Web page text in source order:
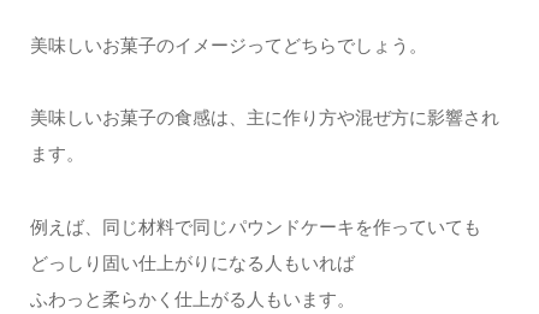
美味しいお菓子のイメージってどちらでしょう。
美味しいお菓子の食感は、主に作り方や混ぜ方に影響され
ます。
例えば、同じ材料で同じパウンドケーキを作っていても
どっしり固い仕上がりになる人もいれば
ふわっと柔らかく仕上がる人もいます。